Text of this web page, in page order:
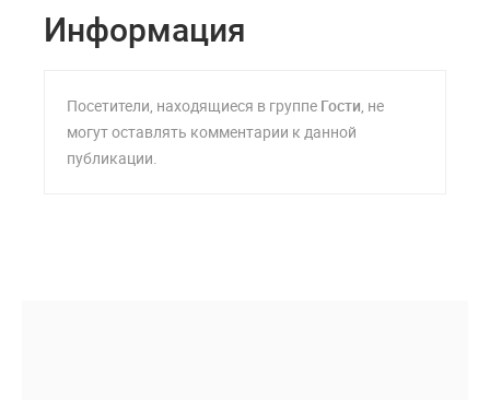
Информация
Посетители, находящиеся в группе Гости, не
могут оставлять комментарии к данной
публикации.